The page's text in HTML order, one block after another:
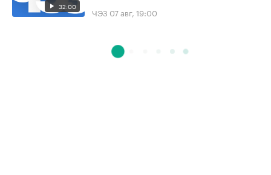
32:00 ЧЭЗ 07 авг, 19:00